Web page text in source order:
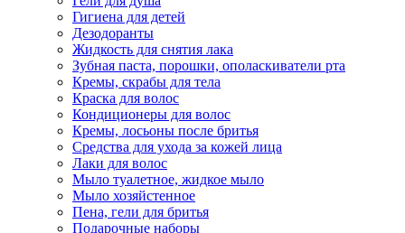
Гигиена для детей
Дезодоранты
Жидкость для снятия лака
Зубная паста, порошки, ополаскиватели рта
Кремы, скрабы для тела
Краска для волос
Кондиционеры для волос
Кремы, лосьоны после бритья
Средства для ухода за кожей лица
Лаки для волос
Мыло туалетное, жидкое мыло
Мыло хозяйстенное
Пена, гели для бритья
Подарочные наборы